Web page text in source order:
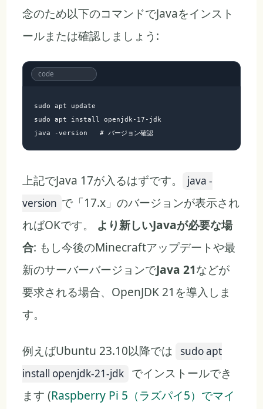
念のため以下のコマンドでJavaをインスト
ールまたは確認しましょう:
sudo apt update
sudo apt install openjdk-17-jdk
上記でJava 17が入るはずです。
java -
version で「17.x」のバージョンが表示され
ればOKです。 より新しいJavaが必要な場
合: もし今後のMinecraftアップデートや最
新のサーバーバージョンでJava 21などが
要求される場合、OpenJDK 21を導入しま
す。
例えばUbuntu 23.10以降では
sudo apt
install openjdk-21-jdk
でインストールでき
ます (Raspberry Pi 5（ラズパイ5）でマイ